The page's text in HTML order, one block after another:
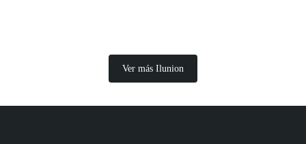
Ver más Ilunion